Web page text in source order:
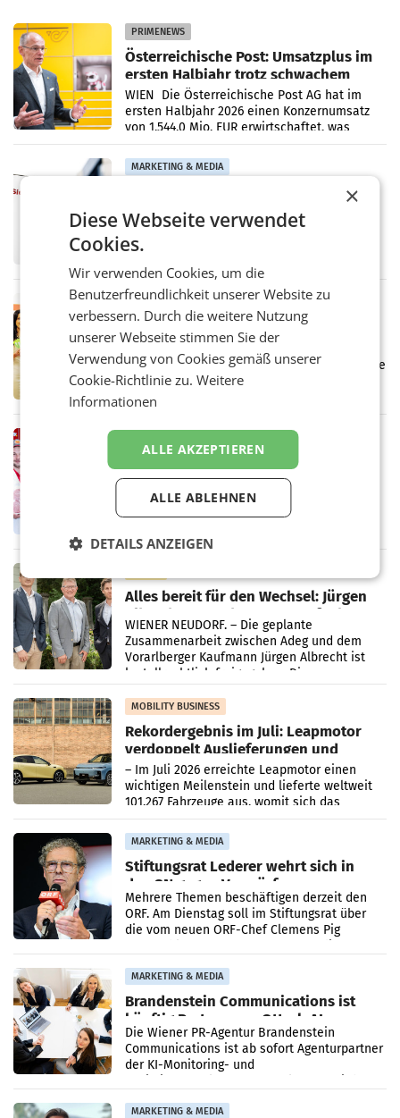
PRIMENEWS
Österreichische Post: Umsatzplus im
ersten Halbjahr trotz schwachem
Briefgeschäft
WIEN Die Österreichische Post AG hat im
ersten Halbjahr 2026 einen Konzernumsatz
von 1.544,0 Mio. EUR erwirtschaftet, was
einem Plus von 3,8 Prozent gegenüber dem
Vergleichszeitraum
MARKETING & MEDIA
überraschend viel Gewinn
UNTERFÖHRING/MAILAND/AMSTERDAM. Der
Fernsehkonzern ProSiebenSat.1 hat im
Frühjahr dank Kostensenkungen operativ
wieder Gewinn gemacht und die
Markterwartung deutlich übertroffen.
RETAIL
Eine Bühne für Zirkularität: ARA und
Müller informieren am POS über
Kreislauffähigkeit
Über den gesamten August hinweg rücken die
Altstoff Recycling Austria AG (ARA) und der
Handelskonzern Müller die Initiative
Müller-Filialen
Penny modernisiert zwei Filialen in
Ober- und Niederösterreich
WIENER NEUDORF. – Im Rahmen einer
laufenden Modernisierungsoffensive
Oberösterreich. Die beiden Standorte liegen
Alles bereit für den Wechsel: Jürgen
Albrecht setzt ab 1.1.2027 auf Adeg
WIENER NEUDORF. – Die geplante
Zusammenarbeit zwischen Adeg und dem
Vorarlberger Kaufmann Jürgen Albrecht ist
kartellrechtlich freigegeben: Die
Bundeswettbewerbsbehörde und der
Bundeskartellanwalt
MOBILITY BUSINESS
Rekordergebnis im Juli: Leapmotor
verdoppelt Auslieferungen und
überschreitet die 100.000er-Marke
– Im Juli 2026 erreichte Leapmotor einen
wichtigen Meilenstein und lieferte weltweit
101.267 Fahrzeuge aus, womit sich das
Ergebnis gegenüber Juli 2025 mehr als
verdoppelte (+102
MARKETING & MEDIA
Stiftungsrat Lederer wehrt sich in
den SN gegen Vorwürfe
Mehrere Themen beschäftigen derzeit den
ORF. Am Dienstag soll im Stiftungsrat über
die vom neuen ORF-Chef Clemens Pig
MARKETING & MEDIA
Brandenstein Communications ist
künftig Partner von OtterlyAI
Die Wiener PR-Agentur Brandenstein
Communications ist ab sofort Agenturpartner
der KI-Monitoring- und
MARKETING & MEDIA
×
Diese Webseite verwendet
Cookies.
Wir verwenden Cookies, um die
Benutzerfreundlichkeit unserer Website zu
verbessern. Durch die weitere Nutzung
unserer Webseite stimmen Sie der
Verwendung von Cookies gemäß unserer
Cookie-Richtlinie zu.Weitere
Informationen
ALLE AKZEPTIEREN
ALLE ABLEHNEN
DETAILS ANZEIGEN